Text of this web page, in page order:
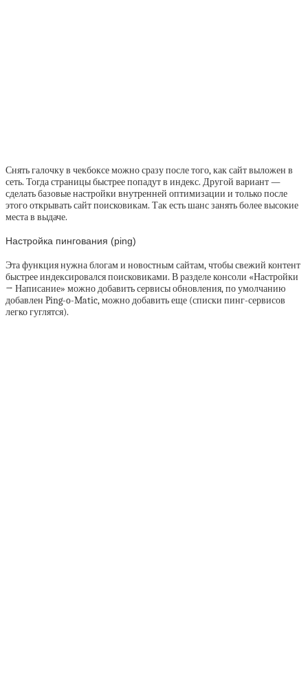
Снять галочку в чекбоксе можно сразу после того, как сайт выложен в
сеть. Тогда страницы быстрее попадут в индекс. Другой вариант —
сделать базовые настройки внутренней оптимизации и только после
этого открывать сайт поисковикам. Так есть шанс занять более высокие
места в выдаче.
Настройка пингования (ping)
Эта функция нужна блогам и новостным сайтам, чтобы свежий контент
быстрее индексировался поисковиками. В разделе консоли «Настройки
→ Написание» можно добавить сервисы обновления, по умолчанию
добавлен Ping-o-Matic, можно добавить еще (списки пинг-сервисов
легко гуглятся).